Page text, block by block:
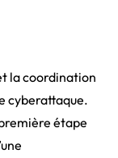
la coordination
cyberattaque.
étape